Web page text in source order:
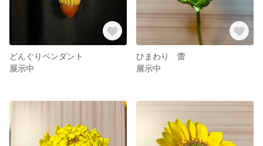
どんぐりペンダント
展示中
ひまわり 蕾
展示中